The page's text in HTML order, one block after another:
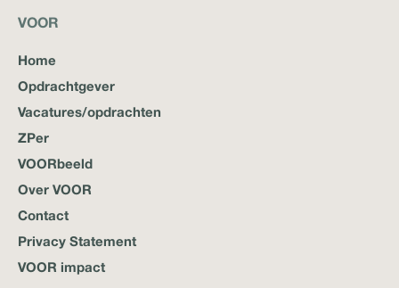
VOOR
Home
Opdrachtgever
Vacatures/opdrachten
ZPer
VOORbeeld
Over VOOR
Contact
Privacy Statement
VOOR impact